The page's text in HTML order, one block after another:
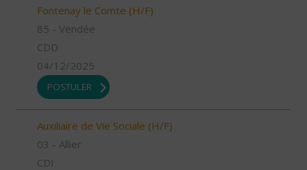
Fontenay le Comte (H/F)
85 - Vendée
CDD
04/12/2025
POSTULER
Auxiliaire de Vie Sociale (H/F)
03 - Allier
CDI